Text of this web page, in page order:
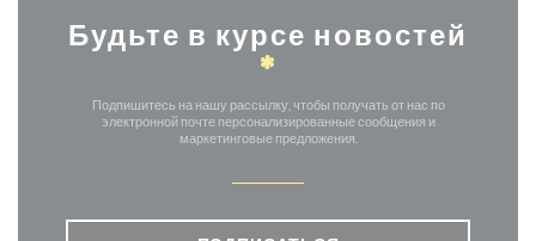
Будьте в курсе новостей
*
Подпишитесь на нашу рассылку, чтобы получать от нас по
электронной почте персонализированные сообщения и
маркетинговые предложения.